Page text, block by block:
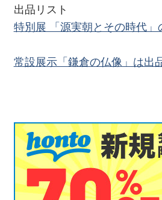
出品リスト
特別展 「源実朝とその時代
常設展示「鎌倉の仏像」は出